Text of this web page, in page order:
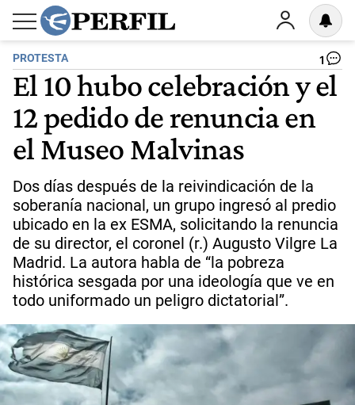
PROTESTA 1
El 10 hubo celebración y el
12 pedido de renuncia en
el Museo Malvinas
Dos días después de la reivindicación de la
soberanía nacional, un grupo ingresó al predio
ubicado en la ex ESMA, solicitando la renuncia
de su director, el coronel (r.) Augusto Vilgre La
Madrid. La autora habla de “la pobreza
histórica sesgada por una ideología que ve en
todo uniformado un peligro dictatorial”.